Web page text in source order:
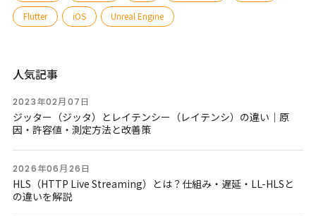
Flutter iOS Unreal Engine
人気記事
2023年02月07日
ジッター（ジッタ）とレイテンシー（レイテンシ）の違い｜原
因・許容値・測定方法と改善策
2026年06月26日
HLS（HTTP Live Streaming）とは？仕組み・遅延・LL-HLSと
の違いを解説